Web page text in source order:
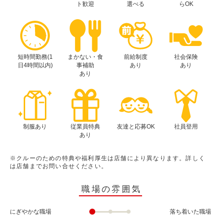
ト歓迎
選べる
らOK
短時間勤務(1
日4時間以内)
まかない・食
事補助
あり
前給制度
あり
社会保険
あり
制服あり
従業員特典
あり
友達と応募OK 社員登用
※クルーのための特典や福利厚生は店舗により異なります。詳しく
は店舗までお問い合せください。
職場の雰囲気
にぎやかな職場 落ち着いた職場